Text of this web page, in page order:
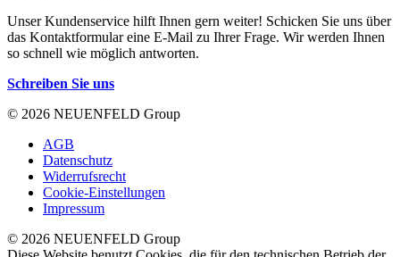
Unser Kundenservice hilft Ihnen gern weiter! Schicken Sie uns über
das Kontaktformular eine E-Mail zu Ihrer Frage. Wir werden Ihnen
so schnell wie möglich antworten.
Schreiben Sie uns
© 2026 NEUENFELD Group
AGB
Datenschutz
Widerrufsrecht
Cookie-Einstellungen
Impressum
© 2026 NEUENFELD Group